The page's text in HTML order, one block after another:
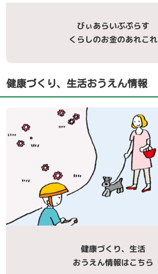
びぃあらいぶぷらす
くらしのお金のあれこれ
健康づくり、生活おうえん情報
健康づくり、生活
おうえん情報はこちら